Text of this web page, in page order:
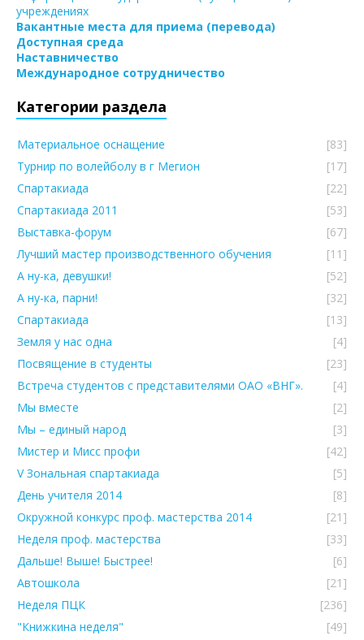
учреждениях
Вакантные места для приема (перевода)
Доступная среда
Наставничество
Международное сотрудничество
Категории раздела
Материальное оснащение
[83]
Турнир по волейболу в г Мегион
[17]
Спартакиада
[22]
Спартакиада 2011
[53]
Выставка-форум
[67]
Лучший мастер производственного обучения
[11]
А ну-ка, девушки!
[52]
А ну-ка, парни!
[32]
Спартакиада
[13]
Земля у нас одна
[4]
Посвящение в студенты
[23]
Встреча студентов с представителями ОАО «ВНГ».
[4]
Мы вместе
[2]
Мы – единый народ
[3]
Мистер и Мисс профи
[42]
V Зональная спартакиада
[5]
День учителя 2014
[8]
Окружной конкурс проф. мастерства 2014
[21]
Неделя проф. мастерства
[33]
Дальше! Выше! Быстрее!
[6]
Автошкола
[21]
Неделя ПЦК
[236]
"Книжкина неделя"
[49]